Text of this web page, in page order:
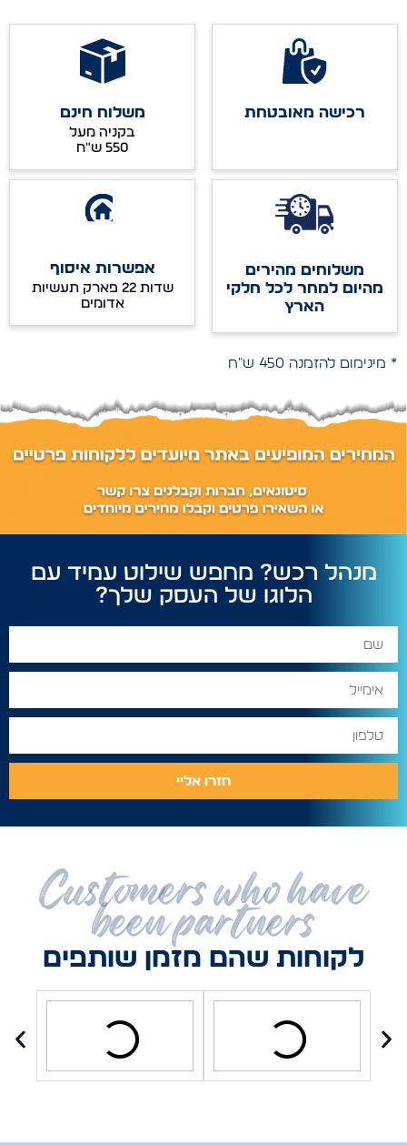
רכישה מאובטחת משלוח חינם
בקניה מעל
משלוחים מהירים
מהיום למחר לכל חלקי
הארץ
אפשרות איסוף
שדות 22 פארק תעשיות
אדומים
* מינימום להזמנה 450 ש"ח
מנהל רכש? מחפש שילוט עמיד עם
הלוגו של העסק שלך?
חזרו אליי
Customers who have
been partners
לקוחות שהם מזמן שותפים